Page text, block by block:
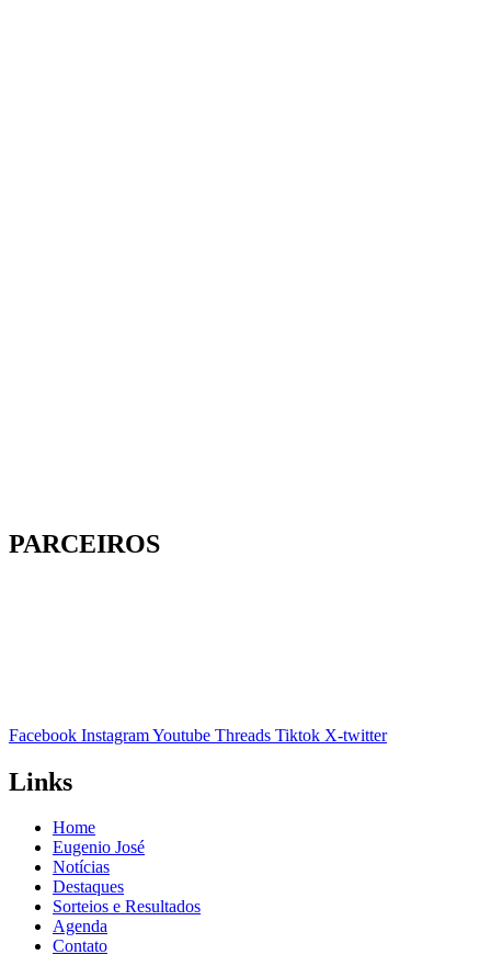
PARCEIROS
Facebook InstagramYoutube Threads Tiktok X-twitter
Links
Home
Eugenio José
Notícias
Destaques
Sorteios e Resultados
Agenda
Contato